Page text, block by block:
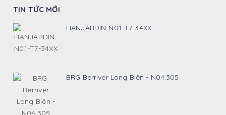
TIN TỨC MỚI
HANJARDIN-N01-T7-34XX
BRG Berriver Long Biên - N04.305